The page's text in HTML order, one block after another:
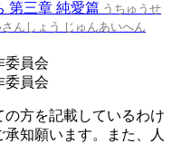
第三章 純愛篇 うちゅうせ
んしょう じゅんあいへん
委員会
委員会
方を記載しているわけ
知願います。また、人